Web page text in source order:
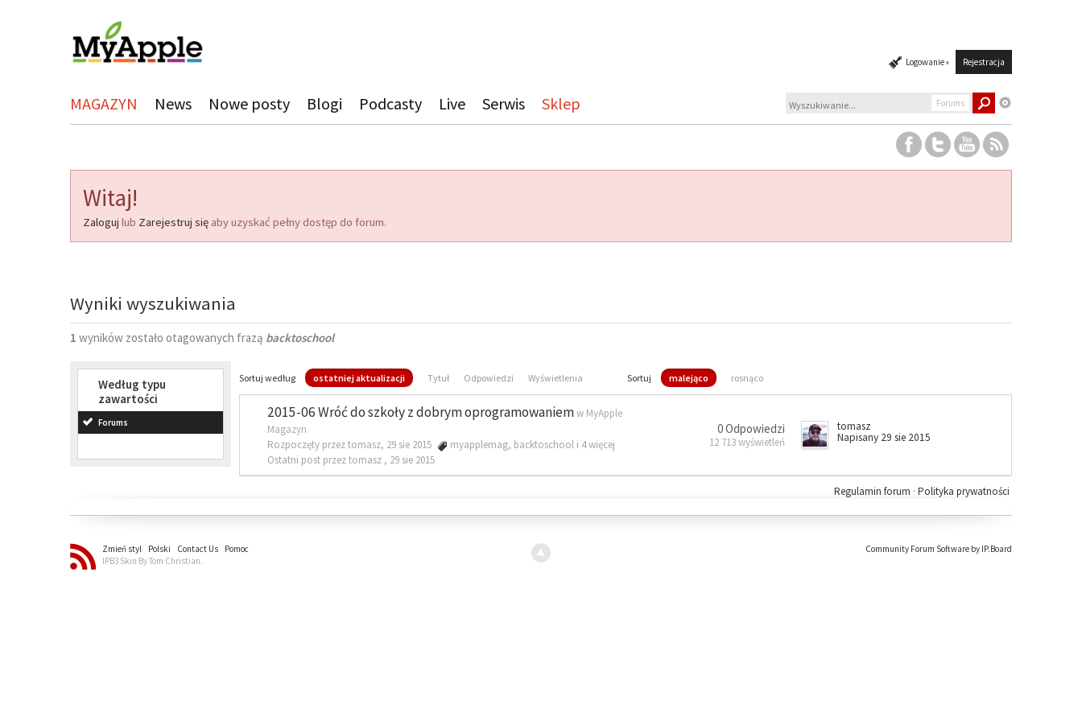
Logowanie » Rejestracja
MAGAZYN News Nowe posty Blogi Podcasty Live Serwis Sklep Forums
Witaj!
Zaloguj lub Zarejestruj się aby uzyskać pełny dostęp do forum.
Wyniki wyszukiwania
1 wyników zostało otagowanych frazą backtoschool
Według typu
zawartości
Forums
Sortuj według ostatniej aktualizacji Tytuł Odpowiedzi Wyświetlenia Sortuj malejąco rosnąco
2015-06 Wróć do szkoły z dobrym oprogramowaniemw MyApple
Magazyn
Rozpoczęty przez tomasz, 29 sie 2015
myapplemag, backtoschool i 4 więcej
Ostatni post przez tomasz , 29 sie 2015
0 Odpowiedzi
12 713 wyświetleń
tomasz
Napisany 29 sie 2015
Polityka prywatności
Regulamin forum ·
Zmień styl Polski Contact Us
Pomoc
IPB3 Skin By Tom Christian.
Community Forum Software by IP.Board